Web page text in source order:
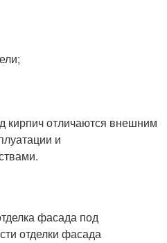
кирпич отличаются внешним
и